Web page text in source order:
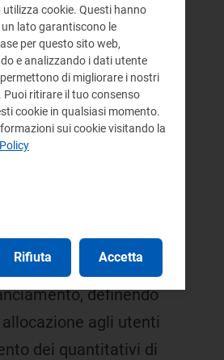
all'aggiornamento
economiche di
gas naturale;
ARG/gas
ha definito i nuovi
delle partite
non oggetto di
autoconsumo, perdite
invaso della rete e gas
nell'ambito del
definendo
agli utenti
dei quantitativi di
cookie. Questi hanno
lato garantiscono le
per questo sito web,
e analizzando i dati utente
di migliorare i nostri
Puoi ritirare il tuo consenso
cookie in qualsiasi momento.
sui cookie visitando la
Rifiuta Accetta